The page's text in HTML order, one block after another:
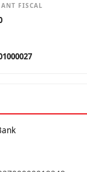
FISCAL